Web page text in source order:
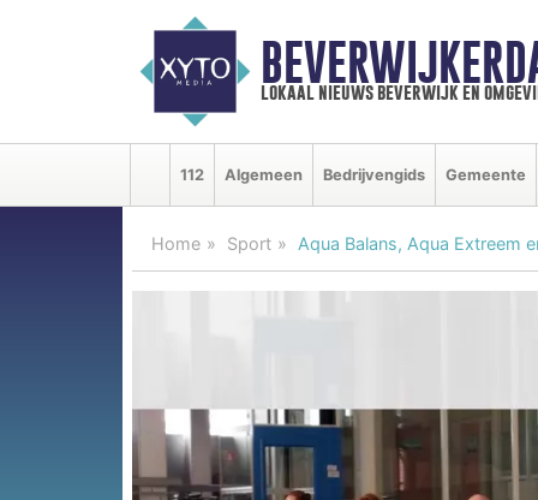
lokaal nieuws beverwijk en
112 Algemeen Bedrijvengids Gemeente
Home Sport Aqua Balans, Aqua Extreem